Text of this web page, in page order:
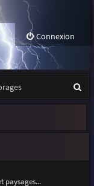
Connexion
e
e
paysages...